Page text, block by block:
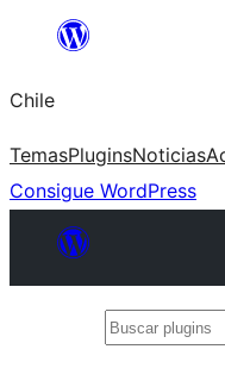
Saltar
contenido
Chile
TemasPluginsNoticias
Consigue WordPress
Buscar